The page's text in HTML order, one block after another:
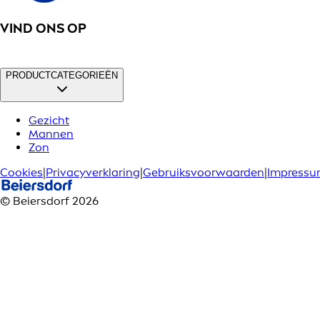
VIND ONS OP
PRODUCTCATEGORIEËN
Gezicht
Mannen
Zon
Cookies Privacyverklaring Gebruiksvoorwaarden
© Beiersdorf 2026